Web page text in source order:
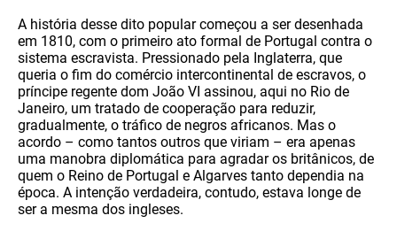
A história desse dito popular começou a ser desenhada
em 1810, com o primeiro ato formal de Portugal contra o
sistema escravista. Pressionado pela Inglaterra, que
queria o fim do comércio intercontinental de escravos, o
príncipe regente dom João VI assinou, aqui no Rio de
Janeiro, um tratado de cooperação para reduzir,
gradualmente, o tráfico de negros africanos. Mas o
acordo – como tantos outros que viriam – era apenas
uma manobra diplomática para agradar os britânicos, de
quem o Reino de Portugal e Algarves tanto dependia na
época. A intenção verdadeira, contudo, estava longe de
ser a mesma dos ingleses.